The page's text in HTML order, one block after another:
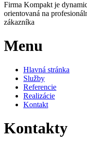
Firma Kompakt je
orientovaná na
zákazníka
Menu
Hlavná stránka
Služby
Referencie
Realizácie
Kontakt
Kontakty